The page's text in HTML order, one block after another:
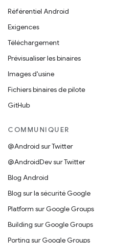
Référentiel Android
Exigences
Téléchargement
Prévisualiser les binaires
Images d'usine
Fichiers binaires de pilote
GitHub
COMMUNIQUER
@Android sur Twitter
@AndroidDev sur Twitter
Blog Android
Blog sur la sécurité Google
Platform sur Google Groups
Building sur Google Groups
Porting sur Google Groups